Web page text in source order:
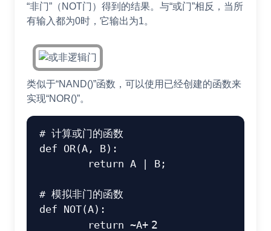
“非门”（NOT门）得到的结果。与“或门”相反，当所
有输入都为0时，它输出为1。
类似于“NAND()”函数，可以使用已经创建的函数来
实现“NOR()”。
# 计算或门的函数
def OR(A , B) :
return A B ;
# 模拟非门的函数
def NOT(A) :
return ~A+ 2